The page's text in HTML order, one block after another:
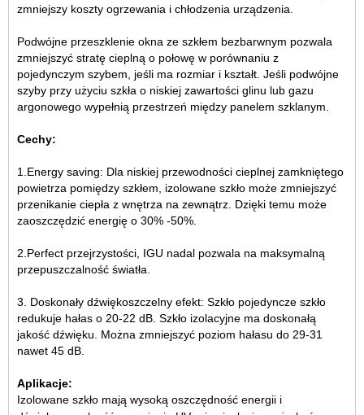
zmniejszy koszty ogrzewania i chłodzenia urządzenia.
Podwójne przeszklenie okna ze szkłem bezbarwnym pozwala
zmniejszyć stratę cieplną o połowę w porównaniu z
pojedynczym szybem, jeśli ma rozmiar i kształt. Jeśli podwójne
szyby przy użyciu szkła o niskiej zawartości glinu lub gazu
argonowego wypełnią przestrzeń między panelem szklanym.
Cechy:
1.Energy saving: Dla niskiej przewodności cieplnej zamkniętego
powietrza pomiędzy szkłem, izolowane szkło może zmniejszyć
przenikanie ciepła z wnętrza na zewnątrz. Dzięki temu może
zaoszczędzić energię o 30% -50%.
2.Perfect przejrzystości, IGU nadal pozwala na maksymalną
przepuszczalność światła.
3. Doskonały dźwiękoszczelny efekt: Szkło pojedyncze szkło
redukuje hałas o 20-22 dB. Szkło izolacyjne ma doskonałą
jakość dźwięku. Można zmniejszyć poziom hałasu do 29-31
nawet 45 dB.
Aplikacje:
Izolowane szkło mają wysoką oszczędność energii i